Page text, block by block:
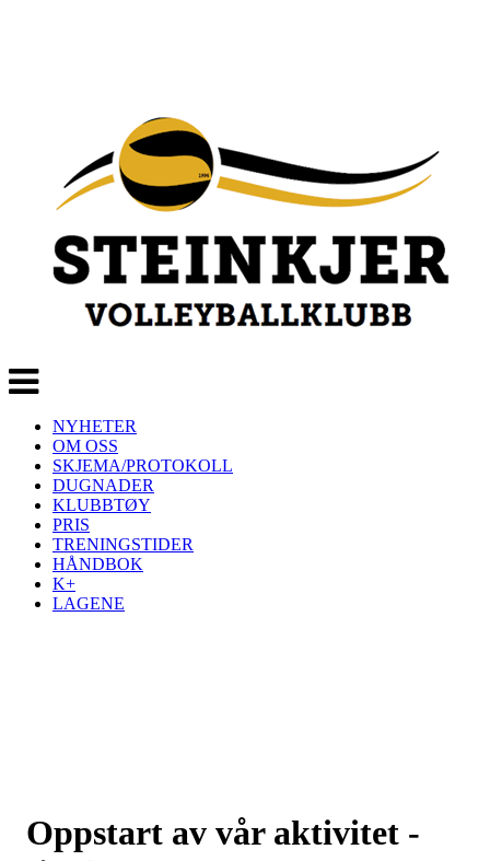
Veksle
navigasjon
NYHETER
OM OSS
SKJEMA/PROTOKOLL
DUGNADER
KLUBBTØY
PRIS
TRENINGSTIDER
HÅNDBOK
K+
LAGENE
Oppstart av vår aktivitet -